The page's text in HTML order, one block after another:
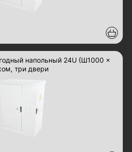
напольный 24U (Ш1000 ×
три двери